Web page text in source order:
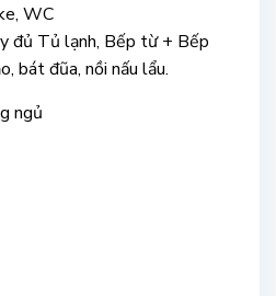
WC
đủ Tủ lạnh, Bếp từ + Bếp
bát đũa, nồi nấu lẩu.
ngủ